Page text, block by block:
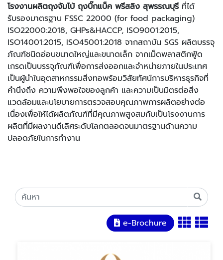
โรงงานผลิตถุงจัมโบ้ ถุงบิ๊กแบ็ค พรีสลิง สุพรรณบุรี ที่ได้
รับรองมาตรฐาน FSSC 22000 (for food packaging)
ISO22000:2018, GHPs&HACCP, ISO9001:2015,
ISO14001:2015, ISO45001:2018 จากสถาบัน SGS ผลิตบรรจุ
ภัณฑ์ชนิดอ่อนขนาดใหญ่และขนาดเล็ก จากเม็ดพลาสติกฟู้ด
เกรดเป็นบรรจุภัณฑ์เพื่อการส่งออกและจำหน่ายภายในประเทศ
เป็นผู้นำในอุตสาหกรรมสิ่งทอพร้อมวิสัยทัศน์การบริหารธุรกิจที่
คำนึงถึง ความพึงพอใจของลูกค้า และความเป็นมิตรต่อสิ่ง
แวดล้อมและนโยบายการตรวจสอบคุณภาพการผลิตอย่างต่อ
เนื่องเพื่อให้ได้ผลิตภัณฑ์ที่มีคุณภาพสูงสมกับเป็นโรงงานการ
ผลิตที่มีผลงานดีเลิศระดับโลกตลอดจนมาตรฐานด้านความ
ปลอดภัยในการทำงาน
e-Brochure